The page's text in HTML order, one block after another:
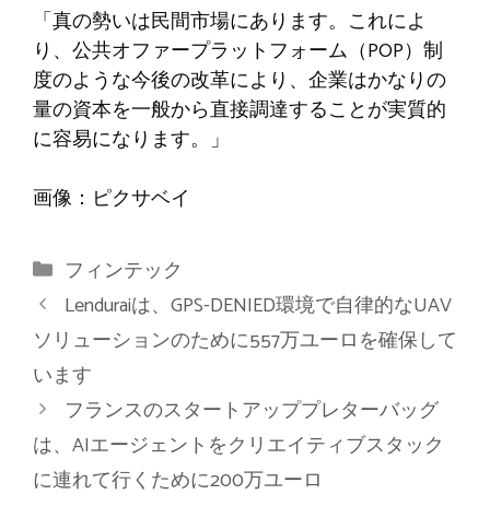
「真の勢いは民間市場にあります。これによ
り、公共オファープラットフォーム（POP）制
度のような今後の改革により、企業はかなりの
量の資本を一般から直接調達することが実質的
に容易になります。」
画像：ピクサベイ
カ
テ
ゴ
リ
ー
フィンテック
Lenduraiは、GPS-DENIED環境で自律的なUAV
ソリューションのために557万ユーロを確保して
います
フランスのスタートアッププレターバッグ
は、AIエージェントをクリエイティブスタック
に連れて行くために200万ユーロ